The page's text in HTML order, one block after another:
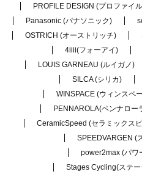
PROFILE DESIGN (プロファイ
Panasonic (パナソニック)
OSTRICH (オーストリッチ)
4iiii(フォーアイ)
LOUIS GARNEAU (ルイガノ)
SILCA (シリカ)
WINSPACE (ウィンスペ
PENNAROLA(ペンナロー
CeramicSpeed (セラミックス
SPEEDVARGEN (
power2max (パワ
Stages Cycling(ステ